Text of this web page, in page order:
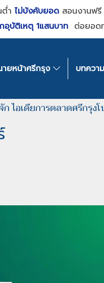
ำ ไม่บังคับยอดสอนงานฟรี
อุบัติเหตุ 1แสนบาทต่อยอดท
ายหน้าศรีกรุง บทความ
ก ไอเดียการตลาดศรีกรุง